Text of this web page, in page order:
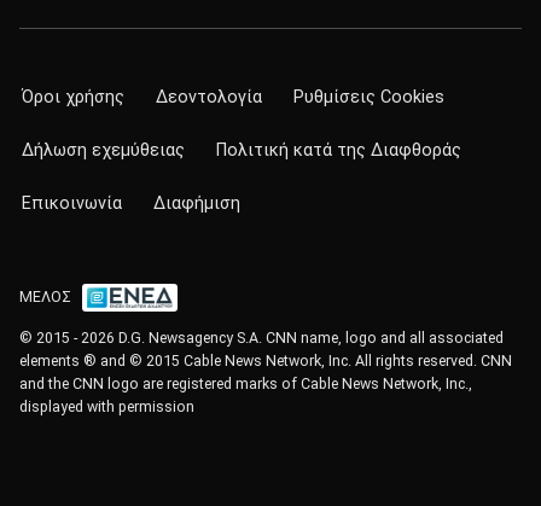
Όροι χρήσης Δεοντολογία Ρυθμίσεις Cookies
Δήλωση εχεμύθειας Πολιτική κατά της Διαφθοράς
Επικοινωνία Διαφήμιση
ΜΕΛΟΣ
© 2015 - 2026 D.G. Newsagency S.A. CNN name, logo and all associated
elements ® and © 2015 Cable News Network, Inc. All rights reserved. CNN
and the CNN logo are registered marks of Cable News Network, Inc.,
displayed with permission